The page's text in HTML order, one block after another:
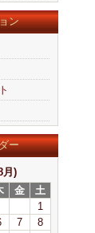
ン
ー
月)
金
土
1
7
8